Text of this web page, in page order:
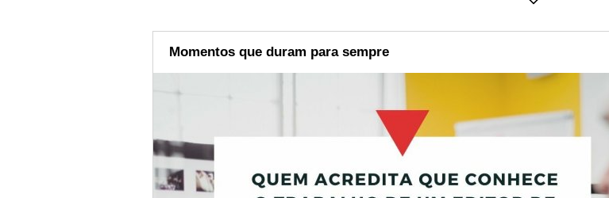
artística na hora de realizar seu trabalho, pois esse será o seu
imagens, não deixe de expressar seu carinho e admiração por
Momentos que duram para sempre